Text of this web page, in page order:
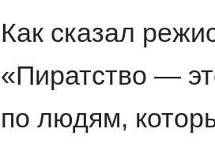
Как сказал
«Пиратство —
по людям,